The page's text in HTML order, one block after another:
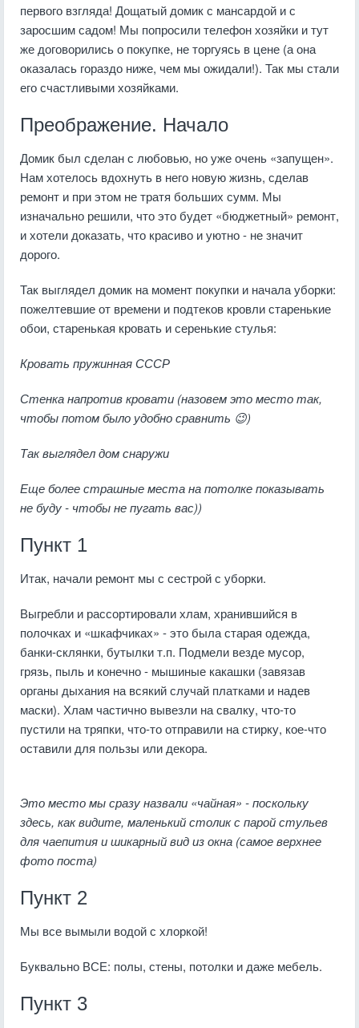
первого взгляда! Дощатый домик с мансардой и с
заросшим садом! Мы попросили телефон хозяйки и тут
же договорились о покупке, не торгуясь в цене (а она
оказалась гораздо ниже, чем мы ожидали!). Так мы стали
его счастливыми хозяйками.
Преображение. Начало
Домик был сделан с любовью, но уже очень «запущен».
Нам хотелось вдохнуть в него новую жизнь, сделав
ремонт и при этом не тратя больших сумм. Мы
изначально решили, что это будет «бюджетный» ремонт,
и хотели доказать, что красиво и уютно - не значит
дорого.
Так выглядел домик на момент покупки и начала уборки:
пожелтевшие от времени и подтеков кровли старенькие
обои, старенькая кровать и серенькие стулья:
Кровать пружинная СССР
Стенка напротив кровати (назовем это место так,
чтобы потом было удобно сравнить 😉)
Так выглядел дом снаружи
Еще более страшные места на потолке показывать
не буду - чтобы не пугать вас))
Пункт 1
Итак, начали ремонт мы с сестрой с уборки.
Выгребли и рассортировали хлам, хранившийся в
полочках и «шкафчиках» - это была старая одежда,
банки-склянки, бутылки т.п. Подмели везде мусор,
грязь, пыль и конечно - мышиные какашки (завязав
органы дыхания на всякий случай платками и надев
маски). Хлам частично вывезли на свалку, что-то
пустили на тряпки, что-то отправили на стирку, кое-что
оставили для пользы или декора.
Это место мы сразу назвали «чайная» - поскольку
здесь, как видите, маленький столик с парой стульев
для чаепития и шикарный вид из окна (самое верхнее
фото поста)
Пункт 2
Мы все вымыли водой с хлоркой!
Буквально ВСЕ: полы, стены, потолки и даже мебель.
Пункт 3